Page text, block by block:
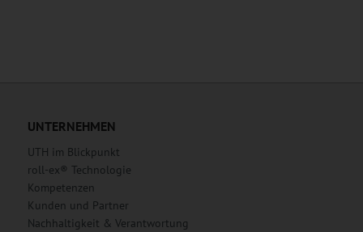
UNTERNEHMEN
UTH im Blickpunkt
roll-ex® Technologie
Kompetenzen
Kunden und Partner
Nachhaltigkeit & Verantwortung